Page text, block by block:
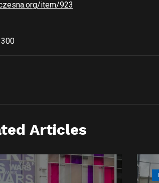
item/923
Articles